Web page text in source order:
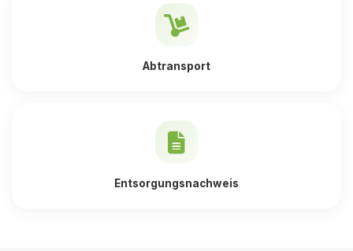
Abtransport
Entsorgungsnachweis